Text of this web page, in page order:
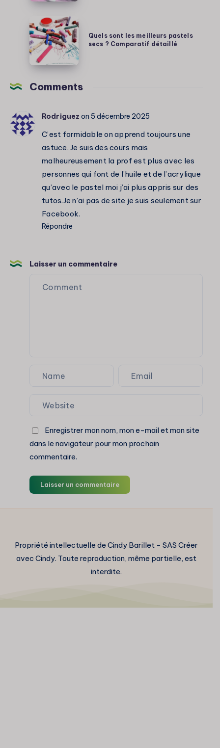
secrets
pour
les
réussir
Quels
sont
les
meilleurs
pastels
secs
détaillé
Quels sont les meilleurs pastels
secs ? Comparatif détaillé
Comments
Rodriguez on 5 décembre 2025
C’est formidable on apprend toujours une
astuce. Je suis des cours mais
malheureusement la prof est plus avec les
personnes qui font de l’huile et de l’acrylique
qu’avec le pastel moi j’ai plus appris sur des
tutos.Je n’ai pas de site je suis seulement sur
Facebook.
Répondre
Laisser un commentaire
Enregistrer mon nom, mon e-mail et mon site
dans le navigateur pour mon prochain
commentaire.
Laisser un commentaire
Propriété intellectuelle de Cindy Barillet - SAS Créer
avec Cindy. Toute reproduction, même partielle, est
interdite.